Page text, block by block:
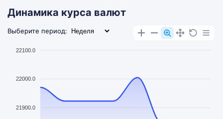
Динамика курса валют
Выберите период:
22100.0
22000.0
21900.0